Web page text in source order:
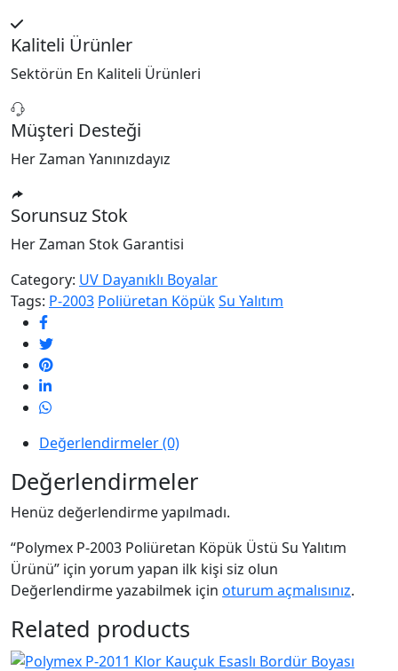
Kaliteli Ürünler
Sektörün En Kaliteli Ürünleri
Müşteri Desteği
Her Zaman Yanınızdayız
Sorunsuz Stok
Her Zaman Stok Garantisi
Category: UV Dayanıklı Boyalar
Tags: P-2003 Poliüretan KöpükSu Yalıtım
Değerlendirmeler (0)
Değerlendirmeler
Henüz değerlendirme yapılmadı.
“Polymex P-2003 Poliüretan Köpük Üstü Su Yalıtım
Ürünü” için yorum yapan ilk kişi siz olun
Değerlendirme yazabilmek için oturum açmalısınız.
Related products